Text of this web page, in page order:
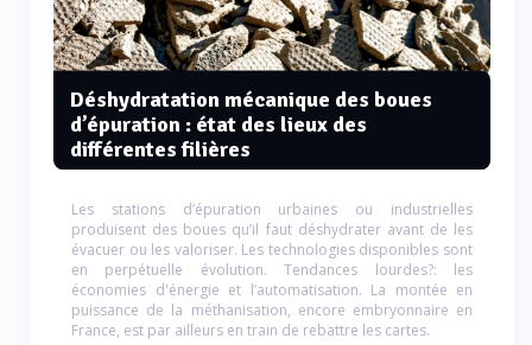
Déshydratation mécanique des boues
d’épuration : état des lieux des
différentes filières
Les stations d’épuration urbaines ou industrielles
produisent des boues qu’il faut déshydrater avant de les
évacuer ou les valoriser. Les technologies disponibles sont
en perpétuelle évolution. Tendances lourdes?: les
économies d'énergie et l’automatisation. La montée en
puissance de la méthanisation, encore embryonnaire en
France, est par ailleurs en train de rebattre les cartes.